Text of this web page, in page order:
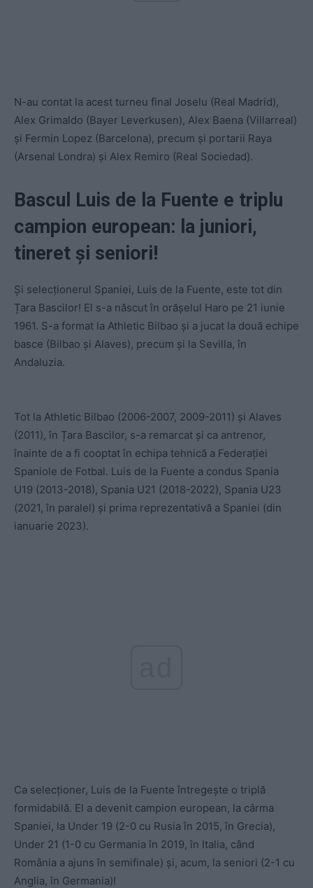
N-au contat la acest turneu final Joselu (Real Madrid),
Alex Grimaldo (Bayer Leverkusen), Alex Baena (Villarreal)
și Fermin Lopez (Barcelona), precum și portarii Raya
(Arsenal Londra) și Alex Remiro (Real Sociedad).
Bascul Luis de la Fuente e triplu
campion european: la juniori,
tineret și seniori!
Și selecționerul Spaniei, Luis de la Fuente, este tot din
Țara Bascilor! El s-a născut în orășelul Haro pe 21 iunie
1961. S-a format la Athletic Bilbao și a jucat la două echipe
basce (Bilbao și Alaves), precum și la Sevilla, în
Andaluzia.
Tot la Athletic Bilbao (2006-2007, 2009-2011) și Alaves
(2011), în Țara Bascilor, s-a remarcat și ca antrenor,
înainte de a fi cooptat în echipa tehnică a Federației
Spaniole de Fotbal. Luis de la Fuente a condus Spania
U19 (2013-2018), Spania U21 (2018-2022), Spania U23
(2021, în paralel) și prima reprezentativă a Spaniei (din
ianuarie 2023).
Ca selecționer, Luis de la Fuente întregește o triplă
formidabilă. El a devenit campion european, la cârma
Spaniei, la Under 19 (2-0 cu Rusia în 2015, în Grecia),
Under 21 (1-0 cu Germania în 2019, în Italia, când
România a ajuns în semifinale) și, acum, la seniori (2-1 cu
Anglia, în Germania)!